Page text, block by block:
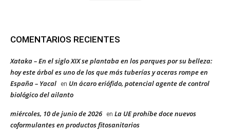
COMENTARIOS RECIENTES
Xataka – En el siglo XIX se plantaba en los parques por su belleza:
hoy este árbol es uno de los que más tuberías y aceras rompe en
España – Yacal
en Un ácaro eriófido, potencial agente de control
biológico del ailanto
miércoles, 10 de junio de 2026 en La UE prohíbe doce nuevos
coformulantes en productos fitosanitarios